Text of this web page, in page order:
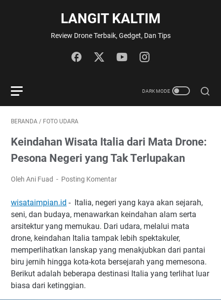
LANGIT KALTIM
Review Drone Terbaik, Gedget, Dan Tips
BERANDA / FOTO UDARA
Keindahan Wisata Italia dari Mata Drone:
Pesona Negeri yang Tak Terlupakan
Oleh Ani Fuad Posting Komentar
wisataimpian.id - Italia, negeri yang kaya akan sejarah,
seni, dan budaya, menawarkan keindahan alam serta
arsitektur yang memukau. Dari udara, melalui mata
drone, keindahan Italia tampak lebih spektakuler,
memperlihatkan lanskap yang menakjubkan dari pantai
biru jernih hingga kota-kota bersejarah yang memesona.
Berikut adalah beberapa destinasi Italia yang terlihat luar
biasa dari ketinggian.